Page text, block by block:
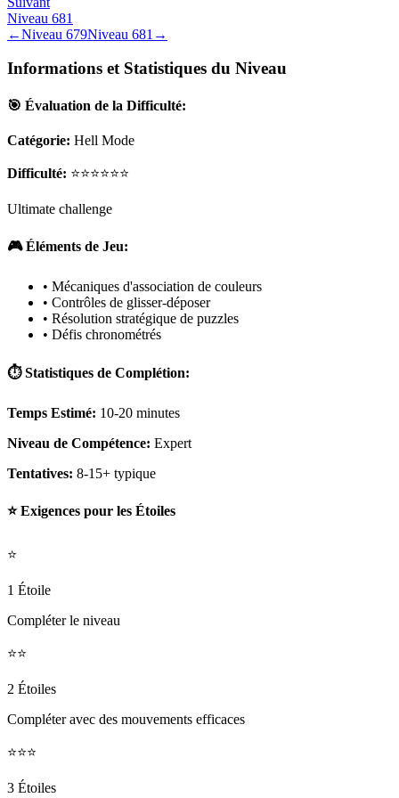
Niveau 681
←Niveau 679Niveau 681 →
Informations et Statistiques du Niveau
🎯 Évaluation de la Difficulté:
Catégorie: Hell Mode
Difficulté: ⭐⭐⭐⭐⭐⭐
Ultimate challenge
🎮 Éléments de Jeu:
• Mécaniques d'association de couleurs
• Contrôles de glisser-déposer
• Résolution stratégique de puzzles
• Défis chronométrés
⏱️ Statistiques de Complétion:
Temps Estimé: 10-20 minutes
Niveau de Compétence: Expert
Tentatives: 8-15+ typique
⭐ Exigences pour les Étoiles
⭐
1 Étoile
Compléter le niveau
⭐⭐
2 Étoiles
Compléter avec des mouvements efficaces
⭐⭐⭐
3 Étoiles